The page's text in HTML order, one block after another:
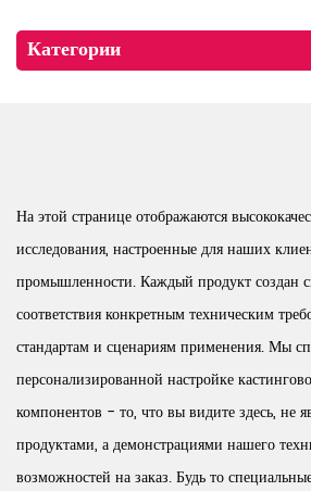
Категории
На этой странице отображаются
исследования, настроенные для наших
промышленности. Каждый продукт создан
соответствия конкретным техническим
стандартам и сценариям применения. Мы
персонализированной настройке
компонентов - то, что вы видите здесь, не
продуктами, а демонстрациями нашего
возможностей на заказ. Будь то